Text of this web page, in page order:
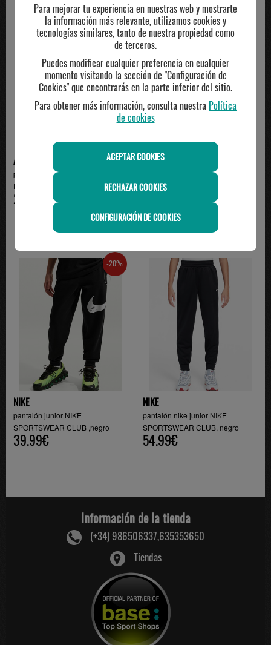
-20%
ADIDAS
pantalón chandal adidas junior
ENT26 , negro
28.00€
NIKE
SPORTSWEAR CLUB ,gris
-20%
NIKE
pantalón junior NIKE
SPORTSWEAR CLUB ,negro
39.99€
NIKE
pantalón nike junior NIKE
SPORTSWEAR CLUB, negro
54.99€
Información de la tienda
(+34) 986506337,635353650
Tiendas
Para mejorar tu experiencia en nuestras web y mostrarte
la información más relevante, utilizamos cookies y
tecnologías similares, tanto de nuestra propiedad como
de terceros.
Puedes modificar cualquier preferencia en cualquier
momento visitando la sección de "Configuración de
Cookies" que encontrarás en la parte inferior del sitio.
Para obtener más información, consulta nuestra Política
de cookies
ACEPTAR COOKIES
RECHAZAR COOKIES
CONFIGURACIÓN DE COOKIES